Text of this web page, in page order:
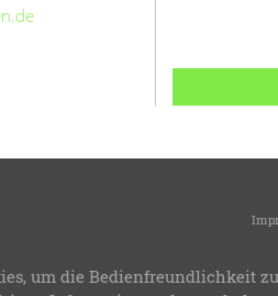
Theme Version 3.8-Bereitstellung:
um die Bedienfreundlichkeit